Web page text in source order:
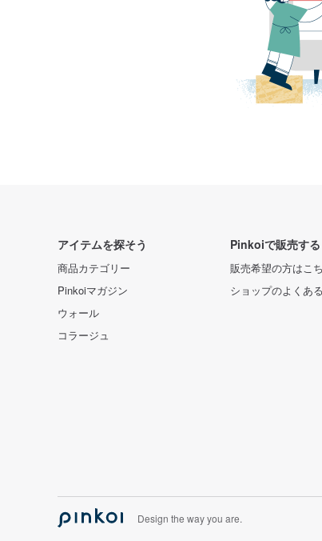
アイテムを探そう
商品カテゴリー
Pinkoiマガジン
ウォール
コラージュ
Pinkoiで販売する
販売希望の方はこ
ショップのよくあ
Design the way you are.